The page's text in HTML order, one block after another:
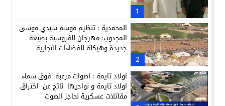
13:37 عطش أولاد تايمة وسياسة “الحبة والقبة”: هل أصبح الماء إنجازاً
1
2
المحمدية : تنظيم موسم سيدي موسى
المجدوب: مهرجان للفروسية بصيغة
جديدة وهيكلة للفضاءات التجارية
اولاد تايمة : اصوات مرعبة فوق سماء
اولاد تايمة و نواحيها ناتج عن اختراق
مقاتلات عسكرية لحاجز الصوت